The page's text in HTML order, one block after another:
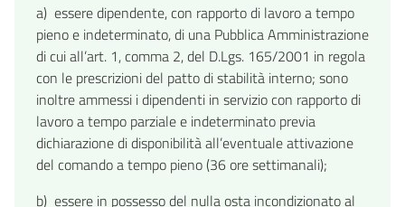
a) essere dipendente, con rapporto di lavoro a tempo
pieno e indeterminato, di una Pubblica Amministrazione
di cui all’art. 1, comma 2, del D.Lgs. 165/2001 in regola
con le prescrizioni del patto di stabilità interno; sono
inoltre ammessi i dipendenti in servizio con rapporto di
lavoro a tempo parziale e indeterminato previa
dichiarazione di disponibilità all’eventuale attivazione
del comando a tempo pieno (36 ore settimanali);
b) essere in possesso del nulla osta incondizionato al